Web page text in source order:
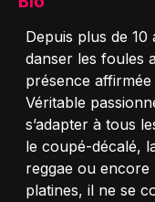
Depuis plus de
danser les foules
présence
Véritable
s’adapter à tous
le coupé-décalé,
reggae ou
platines, il ne se